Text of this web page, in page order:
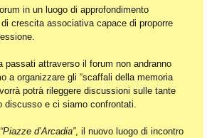
in un luogo di approfondimento
crescita associativa capace di proporre
passati attraverso il forum non andranno
a organizzare gli “scaffali della memoria
potrà rileggere discussioni sulle tante
discusso e ci siamo confrontati.
“Piazze d’Arcadia”, il nuovo luogo di incontro